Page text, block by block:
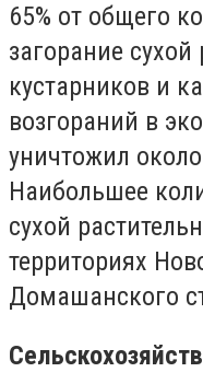
65% от общего
загорание сухой
кустарников и
возгораний в
уничтожил
Наибольшее
сухой
территориях
Домашанского